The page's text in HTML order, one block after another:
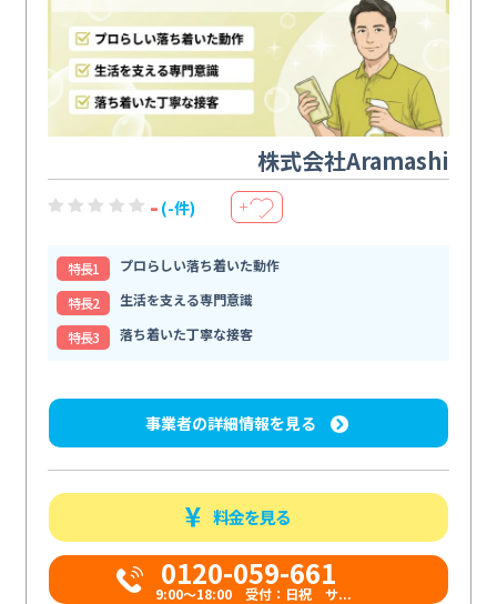
株式会社Aramashi
- (-件) ＋
特⻑1
プロらしい落ち着いた動作
特⻑2
生活を支える専門意識
特⻑3
落ち着いた丁寧な接客
事業者の詳細情報を見る
料金を見る
0120-059-661
9:00〜18:00 受付：日祝 サ...